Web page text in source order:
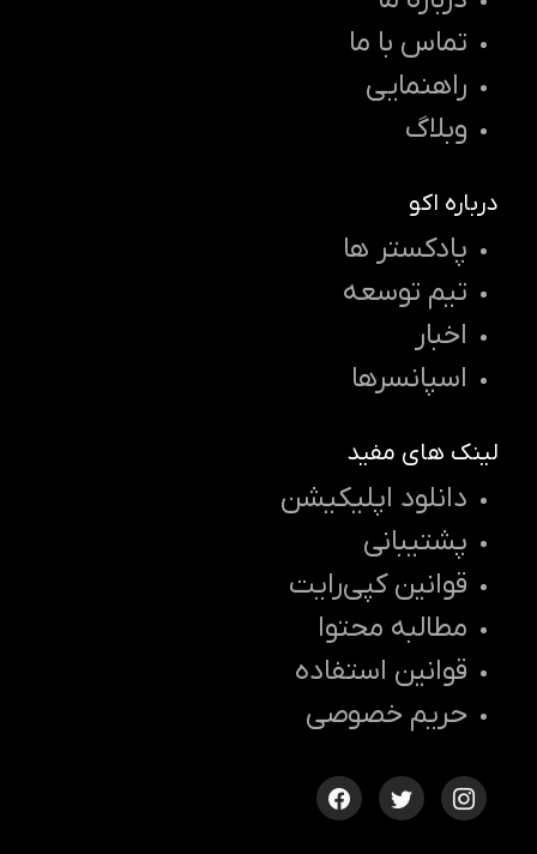
تماس با ما
راهنمایی
وبلاگ
درباره اکو
پادکستر ها
تیم توسعه
اخبار
اسپانسرها
لینک های مفید
دانلود اپلیکیشن
پشتیبانی
قوانین کپی‌رایت
مطالبه محتوا
قوانین استفاده
حریم خصوصی